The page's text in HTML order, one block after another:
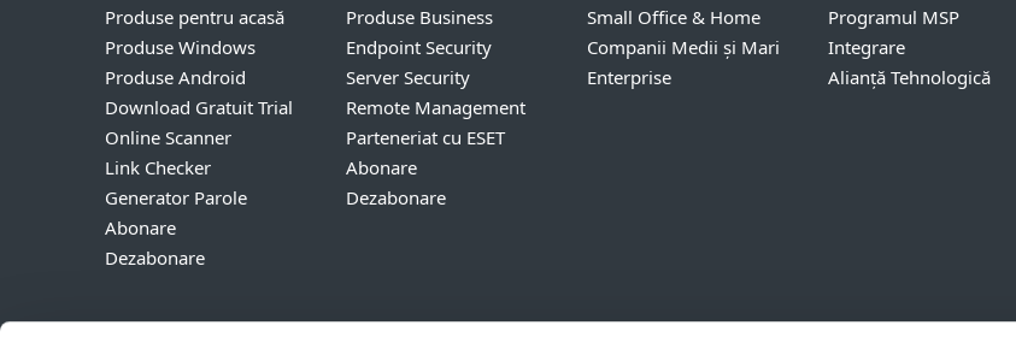
Produse pentru acasă
Produse Windows
Produse Android
Download Gratuit Trial
Online Scanner
Link Checker
Generator Parole
Abonare
Dezabonare
Produse Business
Endpoint Security
Server Security
Remote Management
Parteneriat cu ESET
Abonare
Dezabonare
Small Office & Home
Companii Medii și Mari
Enterprise
Programul MSP
Integrare
Alianță Tehnologică